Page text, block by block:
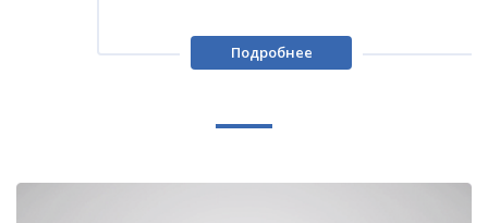
Подробнее